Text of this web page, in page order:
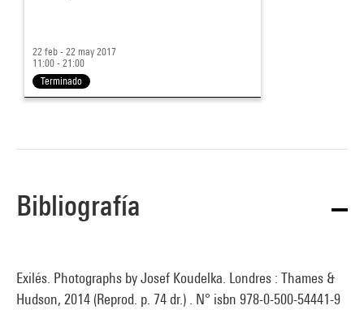
22 feb - 22 may 2017
11:00 - 21:00
Terminado
Bibliografía
Exilés. Photographs by Josef Koudelka. Londres : Thames &
Hudson, 2014 (Reprod. p. 74 dr.) . N° isbn 978-0-500-54441-9